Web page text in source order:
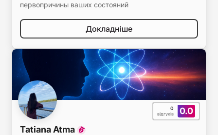
первопричины ваших состояний
Докладніше
0.0
0
відгуків
Tatiana Atma